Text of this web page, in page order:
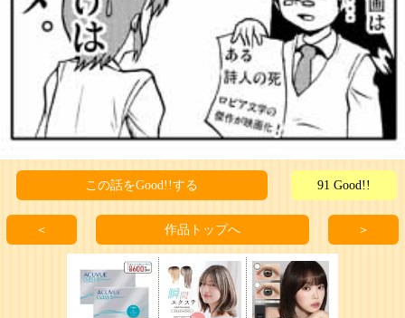
この話をGood!!する 91 Good!!
＜ 作品トップへ ＞